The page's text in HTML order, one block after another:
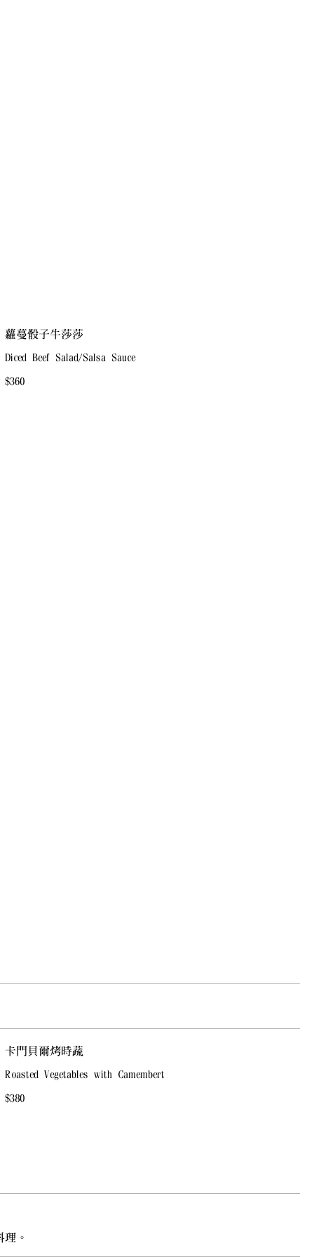
蘿蔓骰子牛莎莎
Diced Beef Salad/Salsa Sauce
$360
卡門貝爾烤時蔬
Roasted Vegetables with Camembert
$380
。